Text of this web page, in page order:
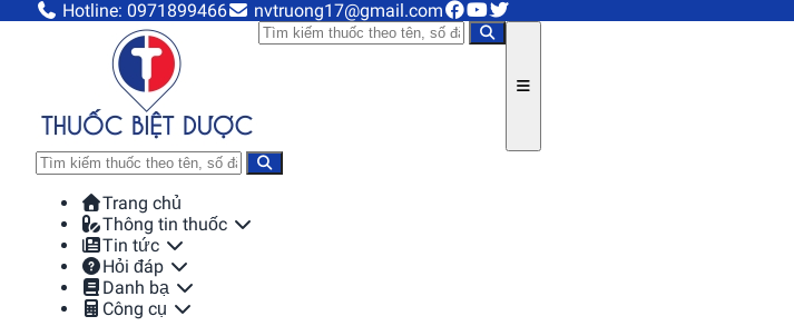
Hotline: 0971899466 nvtruong17@gmail.com
Trang chủ
Thông tin thuốc
Tin tức
Hỏi đáp
Danh bạ
Công cụ